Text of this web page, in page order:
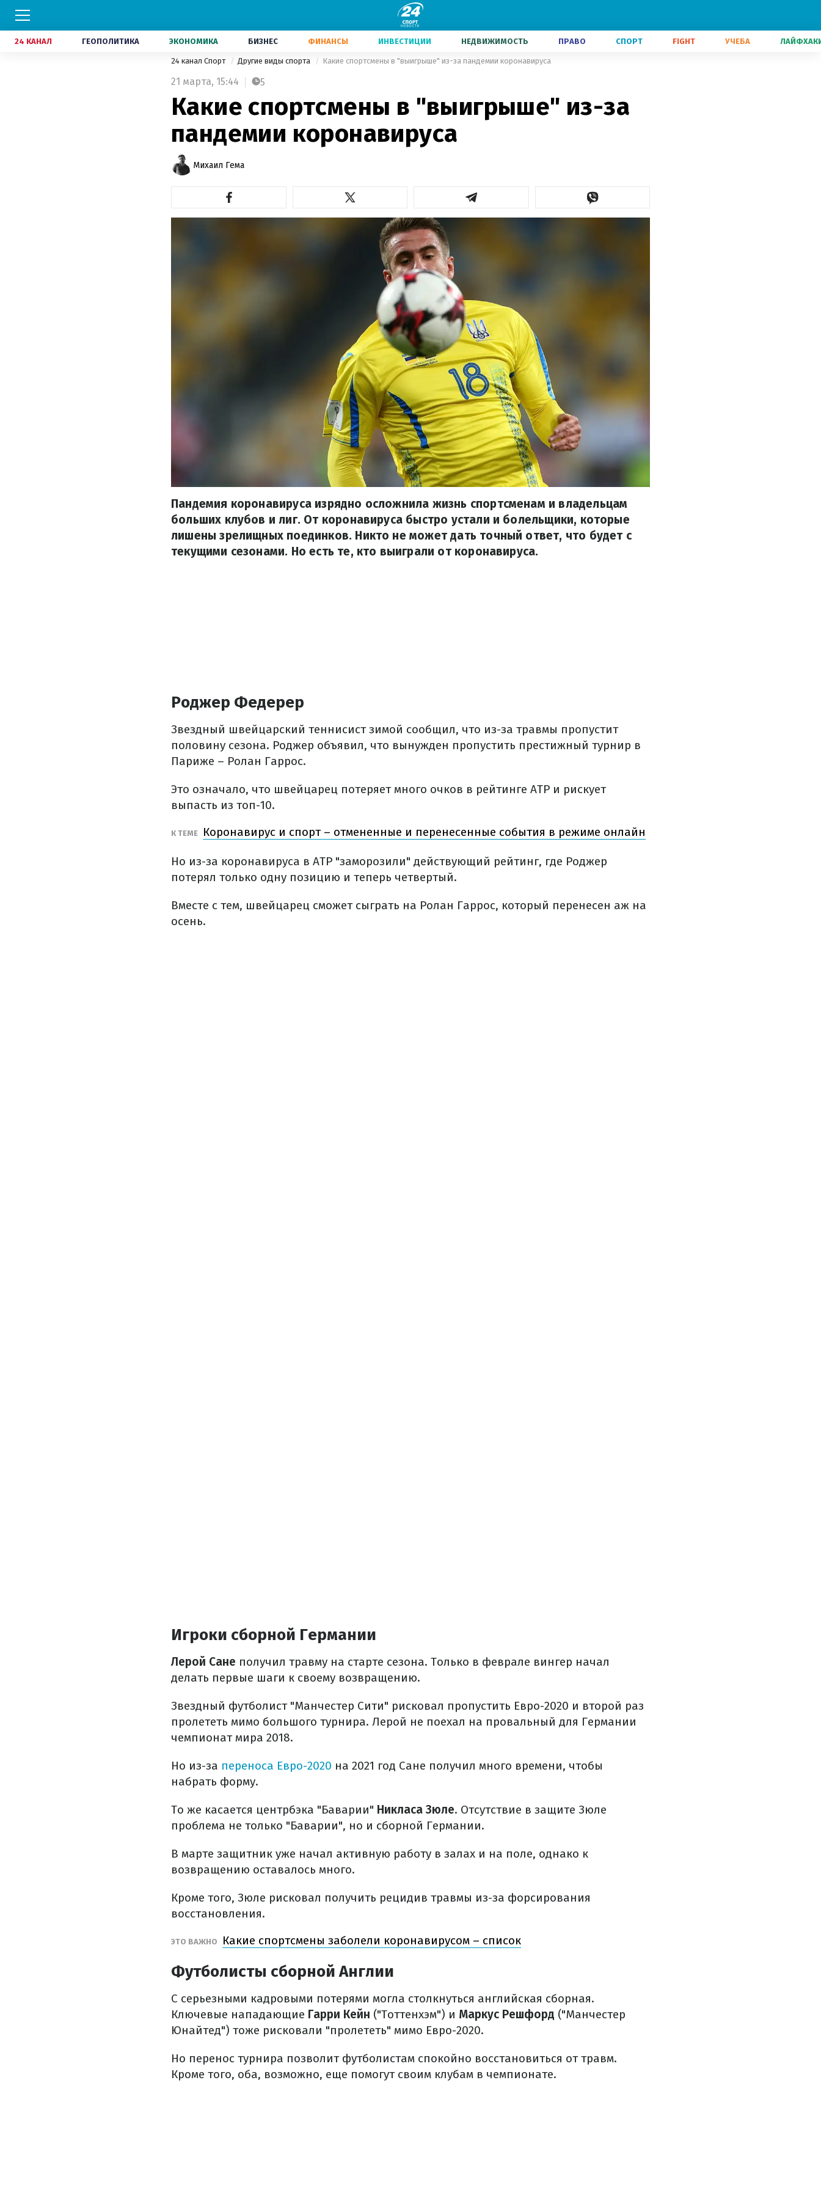
24 КАНАЛ ГЕОПОЛИТИКА ЭКОНОМИКА БИЗНЕС ФИНАНСЫ ИНВЕСТИЦИИ НЕДВИЖИМОСТЬ ПРАВО СПОРТ FIGHT УЧЕБА
24 канал Спорт Другие виды спорта Какие спортсмены в "выигрыше" из-за пандемии коронавируса
21 марта, 15:44 5
Какие спортсмены в "выигрыше" из-за
пандемии коронавируса
Михаил Гема
Пандемия коронавируса изрядно осложнила жизнь спортсменам и владельцам
больших клубов и лиг. От коронавируса быстро устали и болельщики, которые
лишены зрелищных поединков. Никто не может дать точный ответ, что будет с
текущими сезонами. Но есть те, кто выиграли от коронавируса.
Роджер Федерер
Звездный швейцарский теннисист зимой сообщил, что из-за травмы пропустит
половину сезона. Роджер объявил, что вынужден пропустить престижный турнир в
Париже – Ролан Гаррос.
Это означало, что швейцарец потеряет много очков в рейтинге ATP и рискует
выпасть из топ-10.
К ТЕМЕ Коронавирус и спорт – отмененные и перенесенные события в режиме онлайн
Но из-за коронавируса в ATP "заморозили" действующий рейтинг, где Роджер
потерял только одну позицию и теперь четвертый.
Вместе с тем, швейцарец сможет сыграть на Ролан Гаррос, который перенесен аж на
осень.
Игроки сборной Германии
Лерой Сане получил травму на старте сезона. Только в феврале вингер начал
делать первые шаги к своему возвращению.
Звездный футболист "Манчестер Сити" рисковал пропустить Евро-2020 и второй раз
пролететь мимо большого турнира. Лерой не поехал на провальный для Германии
чемпионат мира 2018.
Но из-за переноса Евро-2020 на 2021 год Сане получил много времени, чтобы
набрать форму.
То же касается центрбэка "Баварии" Никласа Зюле. Отсутствие в защите Зюле
проблема не только "Баварии", но и сборной Германии.
В марте защитник уже начал активную работу в залах и на поле, однако к
возвращению оставалось много.
Кроме того, Зюле рисковал получить рецидив травмы из-за форсирования
восстановления.
ЭТО ВАЖНО Какие спортсмены заболели коронавирусом – список
Футболисты сборной Англии
С серьезными кадровыми потерями могла столкнуться английская сборная.
Ключевые нападающие Гарри Кейн ("Тоттенхэм") и Маркус Решфорд ("Манчестер
Юнайтед") тоже рисковали "пролететь" мимо Евро-2020.
Но перенос турнира позволит футболистам спокойно восстановиться от травм.
Кроме того, оба, возможно, еще помогут своим клубам в чемпионате.